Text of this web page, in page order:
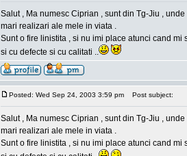
Salut , Ma numesc Ciprian , sunt din Tg-Jiu ,
mari realizari ale mele in viata .
Sunt o fire linistita , si nu imi place atunci cand
si cu defecte si cu calitati ..
Posted: Wed Sep 24, 2003 3:59 pm Post subject:
Salut , Ma numesc Ciprian , sunt din Tg-Jiu ,
mari realizari ale mele in viata .
Sunt o fire linistita , si nu imi place atunci cand